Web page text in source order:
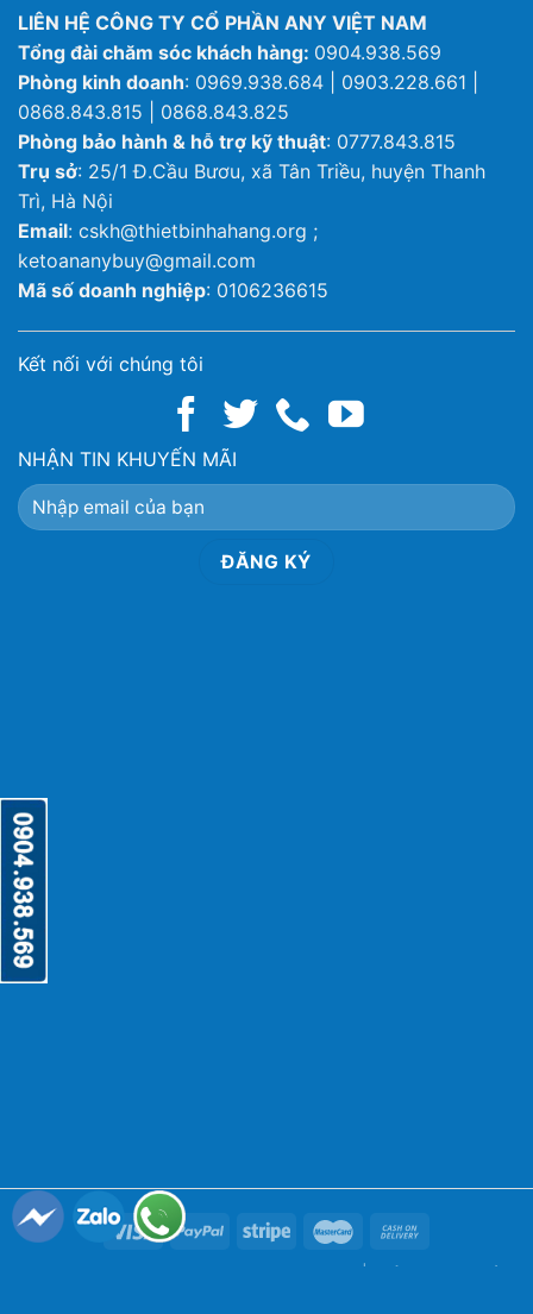
LIÊN HỆ CÔNG TY CỔ PHẦN ANY VIỆT NAM
Tổng đài chăm sóc khách hàng: 0904.938.569
Phòng kinh doanh: 0969.938.684 | 0903.228.661 |
0868.843.815 | 0868.843.825
Phòng bảo hành & hỗ trợ kỹ thuật: 0777.843.815
Trụ sở: 25/1 Đ.Cầu Bươu, xã Tân Triều, huyện Thanh
Trì, Hà Nội
Email: cskh@thietbinhahang.org ;
ketoananybuy@gmail.com
Mã số doanh nghiệp: 0106236615
Kết nối với chúng tôi
NHẬN TIN KHUYẾN MÃI
-|- bởi
Công ty cổ